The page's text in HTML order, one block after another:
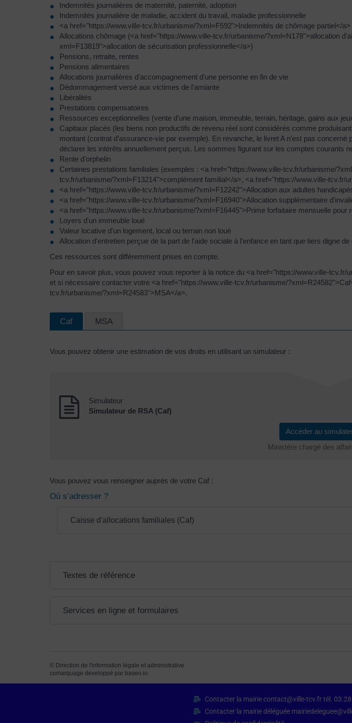
Indemnités journalières de maternité, paternité, adoption
Indemnités journalière de maladie, accident du travail, maladie professionnelle
<a href="https://www.ville-tcv.fr/urbanisme/?xml=F592">Indemnités de chômage partiel</a>
Allocations chômage (<a href="https://www.ville-tcv.fr/urbanisme/?xml=N178">allocation
xml=F13819">allocation de sécurisation professionnelle</a>)
Pensions, retraite, rentes
Pensions alimentaires
Allocations journalières d'accompagnement d'une personne en fin de vie
Dédommagement versé aux victimes de l'amiante
Libéralités
Prestations compensatoires
Ressources exceptionnelles (vente d'une maison, immeuble, terrain, héritage, gains aux
Capitaux placés (les biens non productifs de revenu réel sont considérés comme
montant (contrat d'assurance-vie par exemple). En revanche, le livret A n'est pas
déclarer les intérêts annuellement perçus. Les sommes figurant sur les comptes courants
Rente d'orphelin
Certaines prestations familiales (exemples : <a href="https://www.ville-tcv.fr/urbanisme/
tcv.fr/urbanisme/?xml=F13214">complément familial</a>, <a href="https://www.ville-tcv.fr/
<a href="https://www.ville-tcv.fr/urbanisme/?xml=F12242">Allocation aux adultes
<a href="https://www.ville-tcv.fr/urbanisme/?xml=F16940">Allocation supplémentaire
<a href="https://www.ville-tcv.fr/urbanisme/?xml=F16445">Prime forfaitaire mensuelle pour
Loyers d'un immeuble loué
Valeur locative d'un logement, local ou terrain non loué
Allocation d'entretien perçue de la part de l'aide sociale à l'enfance en tant que tiers digne de
Ces ressources sont différemment prises en compte.
Pour en savoir plus, vous pouvez vous reporter à la notice du <a href="https://www.ville-
et si nécessaire contacter votre <a href="https://www.ville-tcv.fr/urbanisme/
tcv.fr/urbanisme/?xml=R24583">MSA</a>.
Caf MSA
Vous pouvez obtenir une estimation de vos droits en utilisant un simulateur :
Simulateur
Simulateur de RSA (Caf)
Accéder au
Ministère chargé des
Vous pouvez vous renseigner auprès de votre Caf :
Où s’adresser ?
Caisse d'allocations familiales (Caf)
Textes de référence
Services en ligne et formulaires
© Direction de l'information légale et administrative
comarquage developpé par baseo.io
Contacter la mairie contact@ville-tcv.fr tél.
Contacter la mairie déléguée